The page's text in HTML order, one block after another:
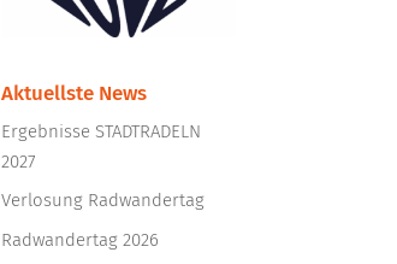
Aktuellste News
Ergebnisse STADTRADELN
2027
Verlosung Radwandertag
Radwandertag 2026